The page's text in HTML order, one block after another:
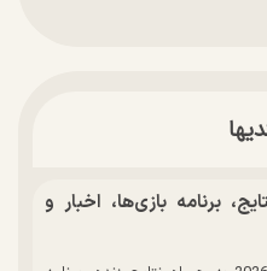
جهانی 2026 | نتایج، برنامه بازی‌ها، اخبار و